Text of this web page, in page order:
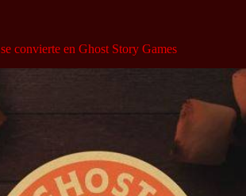
convierte en Ghost Story Games